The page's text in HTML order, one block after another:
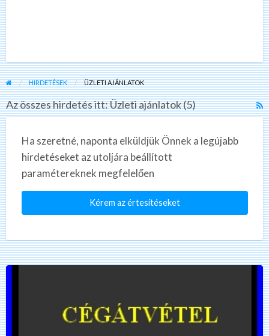
HIRDETÉSEK ÜZLETI AJÁNLATOK
Az összes hirdetés itt: Üzleti ajánlatok (5)
Ha szeretné, naponta elküldjük Önnek a legújabb
hirdetéseket az utoljára beállított
paramétereknek megfelelően
Kérem az értesítéseket
Kft
átvétel?
Bt
átvétel?
Cégeladás?